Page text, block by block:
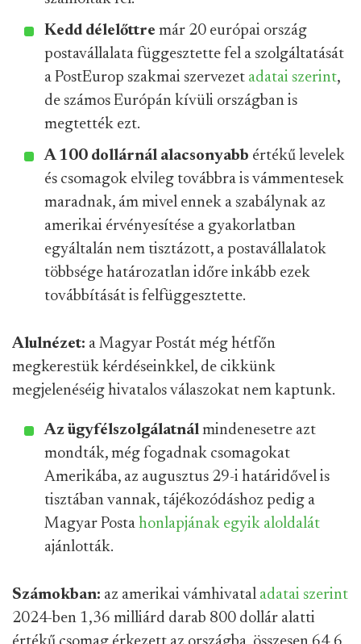
Kedd délelőttre már 20 európai ország
postavállalata függesztette fel a szolgáltatását
a PostEurop szakmai szervezet adatai szerint,
de számos Európán kívüli országban is
megtették ezt.
A 100 dollárnál alacsonyabb értékű levelek
és csomagok elvileg továbbra is vámmentesek
maradnak, ám mivel ennek a szabálynak az
amerikai érvényesítése a gyakorlatban
egyáltalán nem tisztázott, a postavállalatok
többsége határozatlan időre inkább ezek
továbbítását is felfüggesztette.
Alulnézet: a Magyar Postát még hétfőn
megkerestük kérdéseinkkel, de cikkünk
megjelenéséig hivatalos válaszokat nem kaptunk.
Az ügyfélszolgálatnál mindenesetre azt
mondták, még fogadnak csomagokat
Amerikába, az augusztus 29-i határidővel is
tisztában vannak, tájékozódáshoz pedig a
Magyar Posta honlapjának egyik aloldalát
ajánlották.
Számokban: az amerikai vámhivatal adatai szerint
2024-ben 1,36 milliárd darab 800 dollár alatti